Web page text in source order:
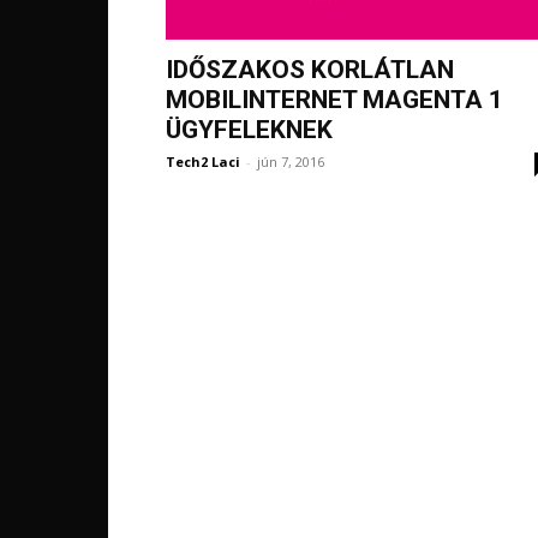
IDŐSZAKOS KORLÁTLAN
MOBILINTERNET MAGENTA 1
ÜGYFELEKNEK
Tech2 Laci - jún 7, 2016